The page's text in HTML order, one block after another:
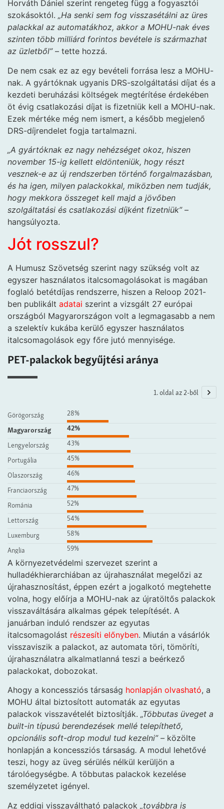
Horváth Dániel szerint rengeteg függ a fogyasztói
szokásoktól. „Ha senki sem fog visszasétálni az üres
palackkal az automatákhoz, akkor a MOHU-nak éves
szinten több milliárd forintos bevétele is származhat
az üzletből”– tette hozzá.
De nem csak ez az egy bevételi forrása lesz a MOHU-
nak. A gyártóknak ugyanis DRS-szolgáltatási díjat és a
kezdeti beruházási költségek megtérítése érdekében
öt évig csatlakozási díjat is fizetniük kell a MOHU-nak.
Ezek mértéke még nem ismert, a később megjelenő
DRS-díjrendelet fogja tartalmazni.
„A gyártóknak ez nagy nehézséget okoz, hiszen
november 15-ig kellett eldönteniük, hogy részt
vesznek-e az új rendszerben történő forgalmazásban,
és ha igen, milyen palackokkal, miközben nem tudják,
hogy mekkora összeget kell majd a jövőben
szolgáltatási és csatlakozási díjként fizetniük”–
hangsúlyozta.
Jót rosszul?
A Humusz Szövetség szerint nagy szükség volt az
egyszer használatos italcsomagolásokat is magában
foglaló betétdíjas rendszerre, hiszen a Reloop 2021-
ben publikált adatai szerint a vizsgált 27 európai
országból Magyarországon volt a legmagasabb a nem
a szelektív kukába kerülő egyszer használatos
italcsomagolások egy főre jutó mennyisége.
A környezetvédelmi szervezet szerint a
hulladékhierarchiában az újrahasználat megelőzi az
újrahasznosítást, éppen ezért a jogalkotó megtehette
volna, hogy előírja a MOHU-nak az újratöltős palackok
visszaváltására alkalmas gépek telepítését. A
januárban induló rendszer az egyutas
italcsomagolást részesíti előnyben. Miután a vásárlók
visszaviszik a palackot, az automata töri, tömöríti,
újrahasználatra alkalmatlanná teszi a beérkező
palackokat, dobozokat.
Ahogy a koncessziós társaság honlapján olvasható, a
MOHU által biztosított automaták az egyutas
palackok visszavételét biztosítják. „Többutas üveget a
built-in típusú berendezések mellé telepíthető,
opcionális soft-drop modul tud kezelni” – közölte
honlapján a koncessziós társaság. A modul lehetővé
teszi, hogy az üveg sérülés nélkül kerüljön a
tárolóegységbe. A többutas palackok kezelése
személyzetet igényel.
Az eddigi visszaváltható palackok „továbbra is